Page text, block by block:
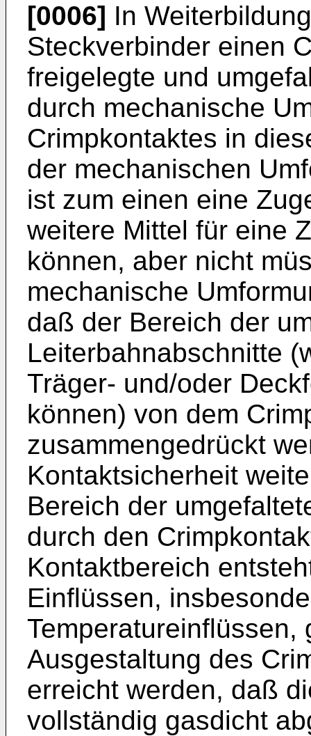
[0006] In
Steckverbinder einen
freigelegte und
durch mechanische
Crimpkontaktes in
der mechanischen
ist zum einen eine
weitere Mittel für eine
können, aber nicht
mechanische
daß der Bereich der
Leiterbahnabschnitte
Träger- und/oder
können) von dem
zusammengedrückt
Kontaktsicherheit
Bereich der
durch den
Kontaktbereich
Einflüssen,
Ausgestaltung des
erreicht werden, daß
vollständig gasdicht